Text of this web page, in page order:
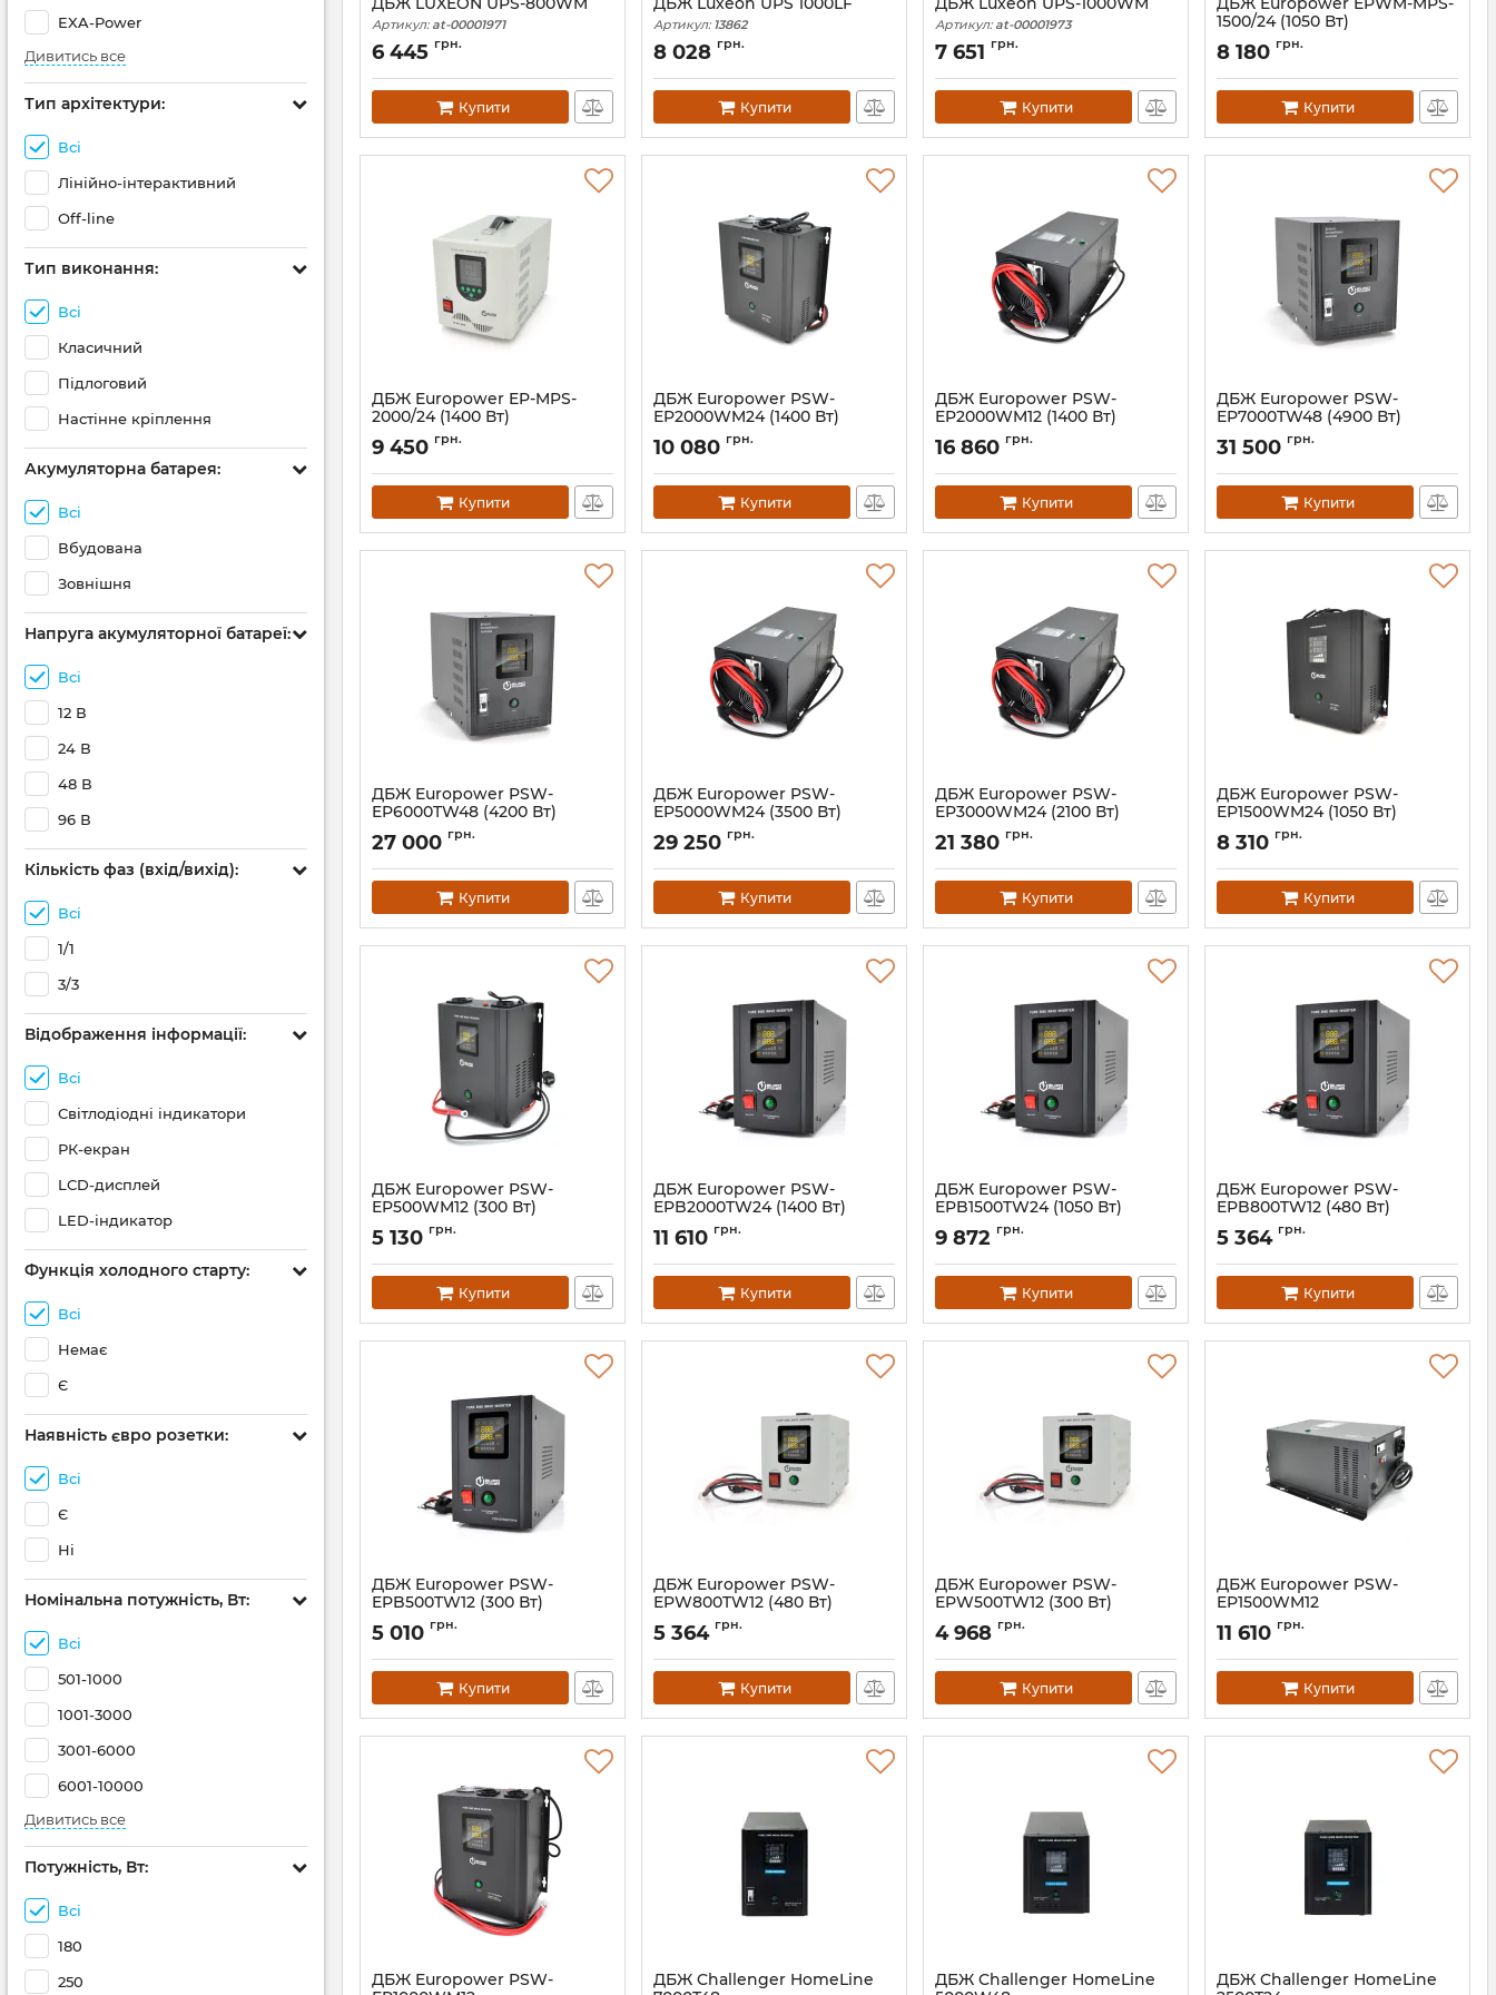
EXA-Power
Дивитись все
Тип архітектури:
Всі
Лінійно-інтерактивний
Off-line
Тип виконання:
Всі
Класичний
Підлоговий
Настінне кріплення
Акумуляторна батарея:
Всі
Вбудована
Зовнішня
Напруга акумуляторної батареї:
Всі
12 В
24 В
48 В
96 В
Кількість фаз (вхід/вихід):
Всі
1/1
3/3
Відображення інформації:
Всі
Світлодіодні індикатори
РК-екран
LCD-дисплей
LED-індикатор
Функція холодного старту:
Всі
Немає
Є
Наявність євро розетки:
Всі
Є
Ні
Номінальна потужність, Вт:
Всі
501-1000
1001-3000
3001-6000
6001-10000
Дивитись все
Потужність, Вт:
Всі
180
250
Артикул: at-00001971
6 445 грн.
Купити
Артикул: 13862
8 028 грн.
Купити
Артикул: at-00001973
7 651 грн.
Купити
1500/24 (1050 Вт)
Артикул: 39306
8 180 грн.
Купити
ДБЖ Europower EP-MPS-
2000/24 (1400 Вт)
Артикул: 39299
9 450 грн.
Купити
ДБЖ Europower PSW-
EP2000WM24 (1400 Вт)
Артикул: 09845
10 080 грн.
Купити
ДБЖ Europower PSW-
EP2000WM12 (1400 Вт)
Артикул: 02137
16 860 грн.
Купити
ДБЖ Europower PSW-
EP7000TW48 (4900 Вт)
Артикул: 01587
31 500 грн.
Купити
ДБЖ Europower PSW-
EP6000TW48 (4200 Вт)
Артикул: 01492
27 000 грн.
Купити
ДБЖ Europower PSW-
EP5000WM24 (3500 Вт)
Артикул: 02133
29 250 грн.
Купити
ДБЖ Europower PSW-
EP3000WM24 (2100 Вт)
Артикул: 02135
21 380 грн.
Купити
ДБЖ Europower PSW-
EP1500WM24 (1050 Вт)
Артикул: 08031
8 310 грн.
Купити
ДБЖ Europower PSW-
EP500WM12 (300 Вт)
Артикул: 14822
5 130 грн.
Купити
ДБЖ Europower PSW-
EPB2000TW24 (1400 Вт)
Артикул: 07817
11 610 грн.
Купити
ДБЖ Europower PSW-
EPB1500TW24 (1050 Вт)
Артикул: 02569
9 872 грн.
Купити
ДБЖ Europower PSW-
EPB800TW12 (480 Вт)
Артикул: 14821
5 364 грн.
Купити
ДБЖ Europower PSW-
EPB500TW12 (300 Вт)
Артикул: 14820
5 010 грн.
Купити
ДБЖ Europower PSW-
EPW800TW12 (480 Вт)
Артикул: 14819
5 364 грн.
Купити
ДБЖ Europower PSW-
EPW500TW12 (300 Вт)
Артикул: 14818
4 968 грн.
Купити
ДБЖ Europower PSW-
EP1500WM12
Артикул: 14825
11 610 грн.
Купити
ДБЖ Europower PSW-
ДБЖ Challenger HomeLine
ДБЖ Challenger HomeLine
ДБЖ Challenger HomeLine